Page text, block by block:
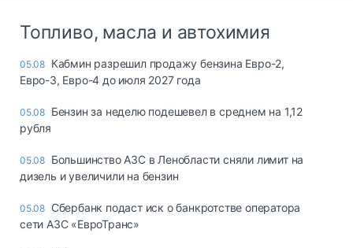
Топливо, масла и автохимия
05.08 Кабмин разрешил продажу бензина Евро-2,
Евро-3, Евро-4 до июля 2027 года
05.08 Бензин за неделю подешевел в среднем на 1,12
рубля
05.08 Большинство АЗС в Ленобласти сняли лимит на
дизель и увеличили на бензин
05.08 Сбербанк подаст иск о банкротстве оператора
сети АЗС «ЕвроТранс»